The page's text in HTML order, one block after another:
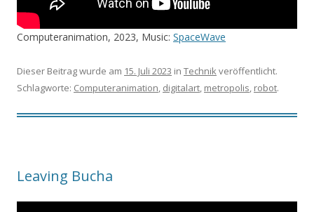
Computeranimation, 2023, Music: SpaceWave
Dieser Beitrag wurde am 15. Juli 2023 in Technikveröffentlicht.
Schlagworte: Computeranimation, digitalart, metropolis, robot.
Leaving Bucha